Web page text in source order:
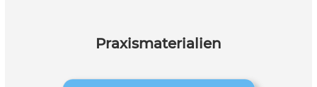
Praxismaterialien